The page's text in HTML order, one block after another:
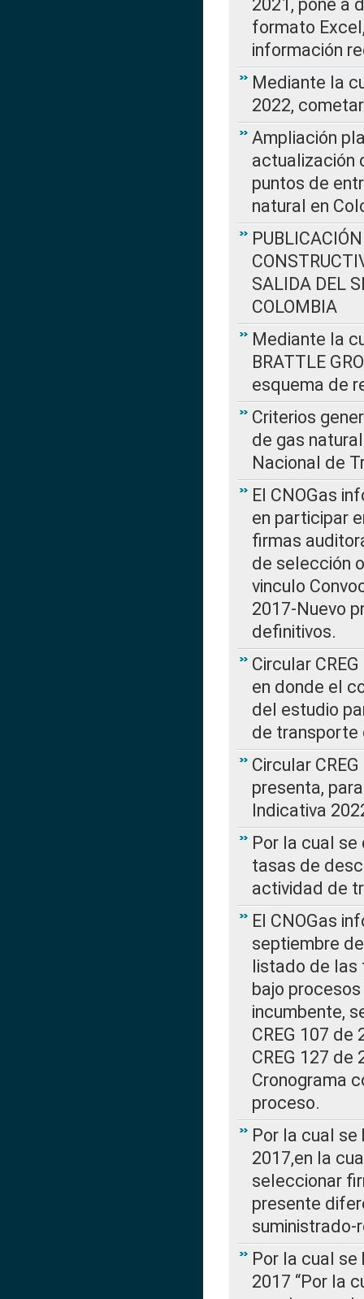
2021, pone a
formato
información
Mediante la
2022,
Ampliación
actualización
puntos de
natural en
SALIDA DEL
COLOMBIA
Mediante la
BRATTLE
esquema de
Criterios
de gas
Nacional de
El CNOGas
en participar
firmas
de selección
vinculo
2017-Nuevo
definitivos.
Circular
en donde el
del estudio
de transporte
Circular
presenta,
Indicativa
Por la cual
tasas de
actividad de
El CNOGas
septiembre
listado de las
bajo
incumbente,
CREG 107
CREG 127 de
Cronograma
proceso.
Por la cual se
2017,en la
seleccionar
presente
Por la cual se
2017 “Por la